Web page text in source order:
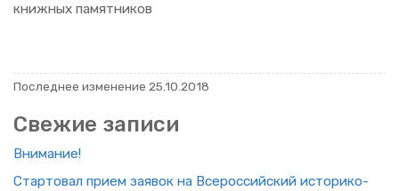
книж­ных па­мят­ни­ков
По­след­нее из­ме­не­ние 25.10.2018
Све­жие за­пи­си
Вни­ма­ние!
Стар­то­вал прием за­явок на Все­рос­сий­ский ис­то­ри­ко-